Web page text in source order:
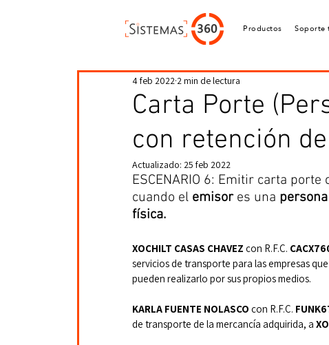
Productos Soporte
Carta Porte
con retención
4 feb 2022 2 min de lectura
Actualizado: 25 feb 2022
ESCENARIO 6: Emitir carta porte
cuando el emisor es una
física.
XOCHILT CASAS CHAVEZ con R.F.C.
servicios de transporte para las empresas
pueden realizarlo por sus propios medios.
KARLA FUENTE NOLASCO con R.F.C.
de transporte de la mercancía adquirida, a